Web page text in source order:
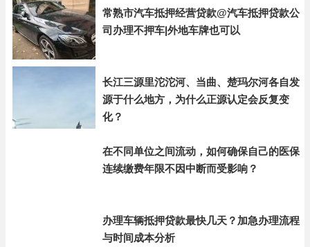
常熟市汽车抵押经营贷款@汽车抵押贷款公
司办理不押车|外地车牌也可以
长江三源里沱沱河、当曲、楚玛尔河各自发
源于什么地方，为什么正源认定会反复变
化？
在不同单位之间流动，如何确保自己的医保
连续缴费年限不因中断而受影响？
办理车辆抵押贷款最快几天？加急办理流程
与时间成本分析